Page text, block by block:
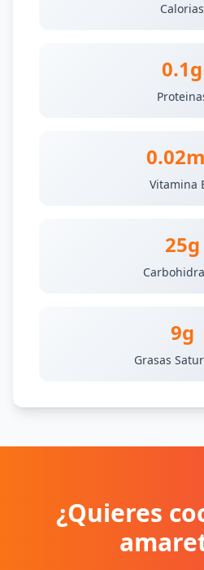
Calorias
0.1g
Vitamina
25g
9g
Grasas
¿Quieres